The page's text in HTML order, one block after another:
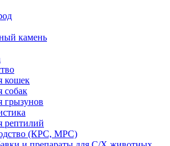
камень
кошек
собак
грызунов
рептилий
(КРС, МРС)